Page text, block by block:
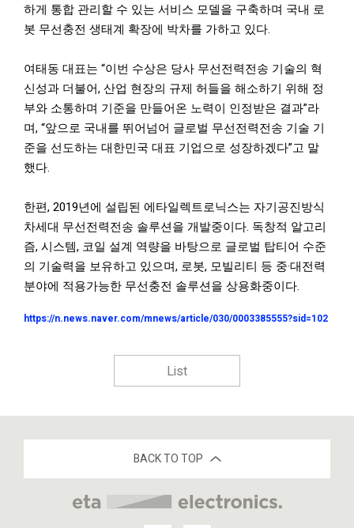
하게 통합 관리할 수 있는 서비스 모델을 구축하며 국내 로
봇 무선충전 생태계 확장에 박차를 가하고 있다.
여태동 대표는 “이번 수상은 당사 무선전력전송 기술의 혁
신성과 더불어, 산업 현장의 규제 허들을 해소하기 위해 정
부와 소통하며 기준을 만들어온 노력이 인정받은 결과”라
며, “앞으로 국내를 뛰어넘어 글로벌 무선전력전송 기술 기
준을 선도하는 대한민국 대표 기업으로 성장하겠다”고 말
했다.
한편, 2019년에 설립된 에타일렉트로닉스는 자기공진방식
차세대 무선전력전송 솔루션을 개발중이다. 독창적 알고리
즘, 시스템, 코일 설계 역량을 바탕으로 글로벌 탑티어 수준
의 기술력을 보유하고 있으며, 로봇, 모빌리티 등 중·대전력
분야에 적용가능한 무선충전 솔루션을 상용화중이다.
https://n.news.naver.com/mnews/article/030/0003385555?sid=102
List
BACK TO TOP